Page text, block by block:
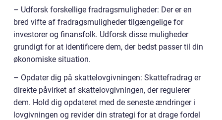
– Udforsk forskellige fradragsmuligheder: Der er en
bred vifte af fradragsmuligheder tilgængelige for
investorer og finansfolk. Udforsk disse muligheder
grundigt for at identificere dem, der bedst passer til din
økonomiske situation.
– Opdater dig på skattelovgivningen: Skattefradrag er
direkte påvirket af skattelovgivningen, der regulerer
dem. Hold dig opdateret med de seneste ændringer i
lovgivningen og revider din strategi for at drage fordel